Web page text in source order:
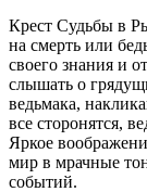
Крест Судьбы в
на смерть или
своего знания и
слышать о
ведьмака,
все сторонятся,
Яркое
мир в мрачные
событий.